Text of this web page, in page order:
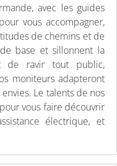
avec les guides
vous accompagner,
de chemins et de
base et sillonnent la
de ravir tout public,
moniteurs adapteront
Le talents de nos
vous faire découvrir
électrique, et